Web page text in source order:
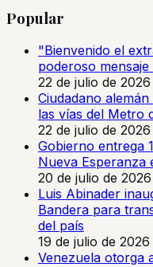
Popular
"Bienvenido el
poderoso
22 de julio de 2026
Ciudadano
las vías del Metro
22 de julio de 2026
Gobierno entrega
Nueva Esperanza
20 de julio de 2026
Luis Abinader
Bandera para
del país
19 de julio de 2026
Venezuela otorga